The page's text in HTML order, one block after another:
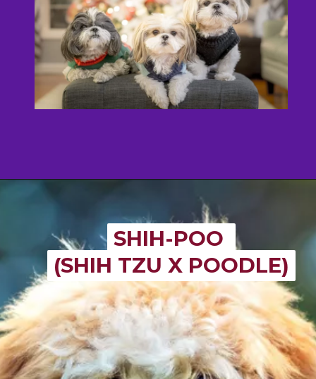
SHIH-POO
(SHIH TZU X POODLE)
SHIH-POO
(SHIH TZU X POODLE)